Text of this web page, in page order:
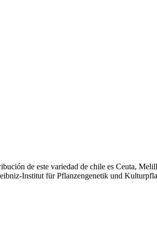
de este variedad de chile es Ceuta,
Institut für Pflanzengenetik und